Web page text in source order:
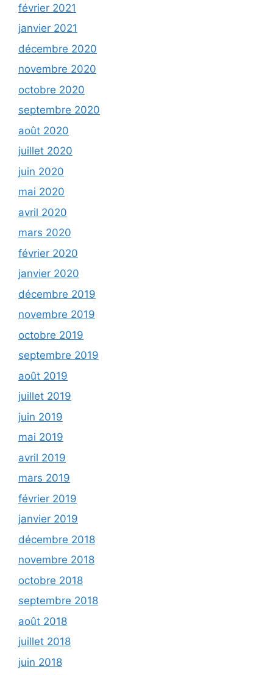
février 2021
janvier 2021
décembre 2020
novembre 2020
octobre 2020
septembre 2020
août 2020
juillet 2020
juin 2020
mai 2020
avril 2020
mars 2020
février 2020
janvier 2020
décembre 2019
novembre 2019
octobre 2019
septembre 2019
août 2019
juillet 2019
juin 2019
mai 2019
avril 2019
mars 2019
février 2019
janvier 2019
décembre 2018
novembre 2018
octobre 2018
septembre 2018
août 2018
juillet 2018
juin 2018